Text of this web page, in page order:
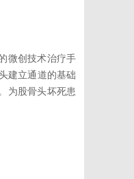
微创技术治疗手
建立通道的基础
为股骨头坏死患